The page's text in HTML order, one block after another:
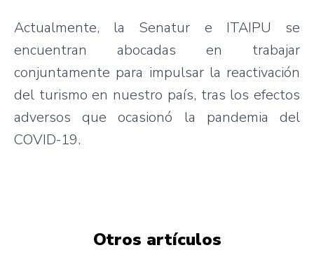
Actualmente, la Senatur e ITAIPU se
encuentran abocadas en trabajar
conjuntamente para impulsar la reactivación
del turismo en nuestro país, tras los efectos
adversos que ocasionó la pandemia del
COVID-19.
Otros artículos